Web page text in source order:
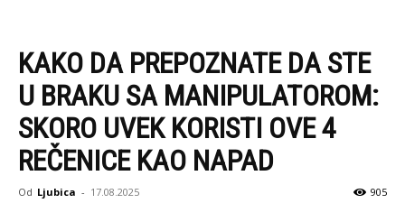
KAKO DA PREPOZNATE DA STE
U BRAKU SA MANIPULATOROM:
SKORO UVEK KORISTI OVE 4
REČENICE KAO NAPAD
Od Ljubica - 17.08.2025 905